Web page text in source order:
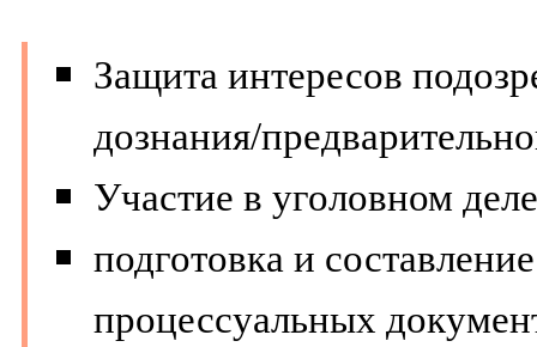
Защита интересов
дознания/
Участие в уголовном
подготовка и
процессуальных